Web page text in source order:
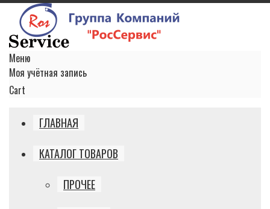
Меню
Моя учётная запись
Cart
ГЛАВНАЯ
КАТАЛОГ ТОВАРОВ
ПРОЧЕЕ